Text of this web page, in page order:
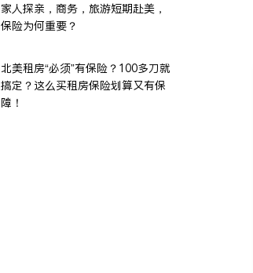
家人探亲，商务，旅游短期赴美，
保险为何重要？
北美租房“必须”有保险？100多刀就
搞定？这么买租房保险划算又有保
障！